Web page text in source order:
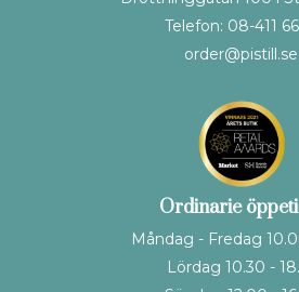
Telefon: 08-411
order@pistill.se
Ordinarie
Måndag - Fredag
Lördag 10.30 -